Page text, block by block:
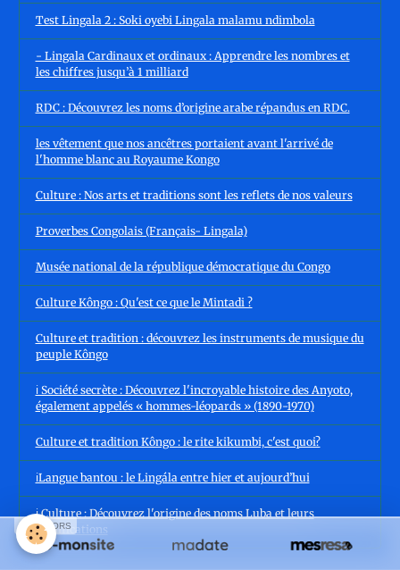
Test Lingala 2 : Soki oyebi Lingala malamu ndimbola
- Lingala Cardinaux et ordinaux : Apprendre les nombres et
les chiffres jusqu’à 1 milliard
RDC : Découvrez les noms d’origine arabe répandus en RDC.
les vêtement que nos ancêtres portaient avant l'arrivé de
l'homme blanc au Royaume Kongo
Culture : Nos arts et traditions sont les reflets de nos valeurs
Proverbes Congolais (Français- Lingala)
Musée national de la république démocratique du Congo
Culture Kôngo : Qu'est ce que le Mintadi ?
Culture et tradition : découvrez les instruments de musique du
peuple Kôngo
ℹ️ Société secrète : Découvrez l'incroyable histoire des Anyoto,
également appelés « hommes-léopards » (1890-1970)
Culture et tradition Kôngo : le rite kikumbi, c'est quoi?
ℹ️Langue bantou : le Lingála entre hier et aujourd’hui
ℹ️ Culture : Découvrez l'origine des noms Luba et leurs
significations
SPONSORS